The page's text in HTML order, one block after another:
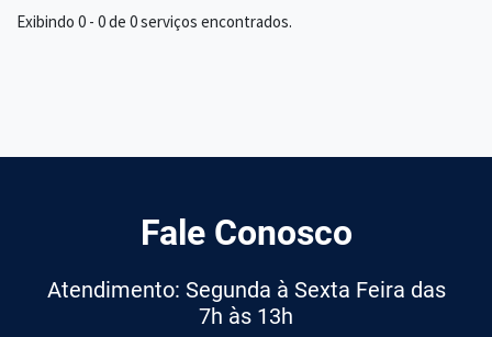
Exibindo 0 - 0 de 0 serviços encontrados.
Fale Conosco
Atendimento: Segunda à Sexta Feira das
7h às 13h